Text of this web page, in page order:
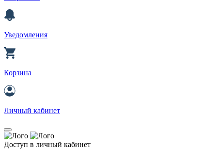
Уведомления
Корзина
Личный кабинет
Доступ в личный кабинет